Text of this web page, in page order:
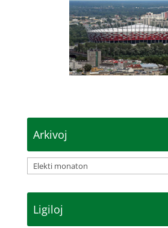
Arkivoj
Arkivoj
Ligiloj